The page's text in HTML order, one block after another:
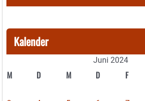
Kalender
Juni 2024
M D M D F